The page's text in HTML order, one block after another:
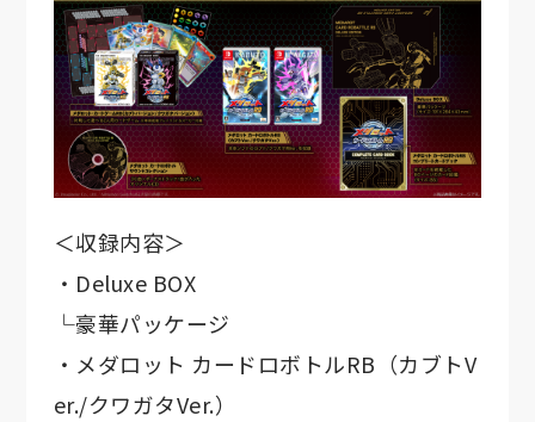
＜収録内容＞
・Deluxe BOX
└豪華パッケージ
・メダロット カードロボトルRB（カブトV
er./クワガタVer.）